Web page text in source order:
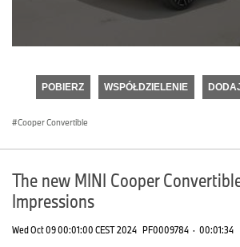
seconds
POBIERZ WSPÓŁDZIELENIE
Cooper Convertible
The new MINI Cooper
Impressions
Wed Oct 09 00:01:00 CEST 2024 PF0009784 · 00:01:34